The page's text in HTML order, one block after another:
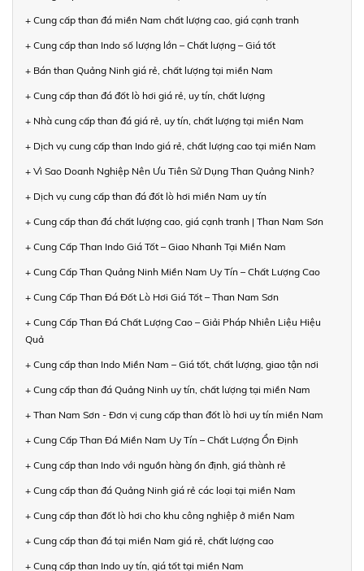
+ Cung cấp than đá miền Nam chất lượng cao, giá cạnh tranh
+ Cung cấp than Indo số lượng lớn – Chất lượng – Giá tốt
+ Bán than Quảng Ninh giá rẻ, chất lượng tại miền Nam
+ Cung cấp than đá đốt lò hơi giá rẻ, uy tín, chất lượng
+ Nhà cung cấp than đá giá rẻ, uy tín, chất lượng tại miền Nam
+ Dịch vụ cung cấp than Indo giá rẻ, chất lượng cao tại miền Nam
+ Vì Sao Doanh Nghiệp Nên Ưu Tiên Sử Dụng Than Quảng Ninh?
+ Dịch vụ cung cấp than đá đốt lò hơi miền Nam uy tín
+ Cung cấp than đá chất lượng cao, giá cạnh tranh | Than Nam Sơn
+ Cung Cấp Than Indo Giá Tốt – Giao Nhanh Tại Miền Nam
+ Cung Cấp Than Quảng Ninh Miền Nam Uy Tín – Chất Lượng Cao
+ Cung Cấp Than Đá Đốt Lò Hơi Giá Tốt – Than Nam Sơn
+ Cung Cấp Than Đá Chất Lượng Cao – Giải Pháp Nhiên Liệu Hiệu
Quả
+ Cung cấp than Indo Miền Nam – Giá tốt, chất lượng, giao tận nơi
+ Cung cấp than đá Quảng Ninh uy tín, chất lượng tại miền Nam
+ Than Nam Sơn - Đơn vị cung cấp than đốt lò hơi uy tín miền Nam
+ Cung Cấp Than Đá Miền Nam Uy Tín – Chất Lượng Ổn Định
+ Cung cấp than Indo với nguồn hàng ổn định, giá thành rẻ
+ Cung cấp than đá Quảng Ninh giá rẻ các loại tại miền Nam
+ Cung cấp than đốt lò hơi cho khu công nghiệp ở miền Nam
+ Cung cấp than đá tại miền Nam giá rẻ, chất lượng cao
+ Cung cấp than Indo uy tín, giá tốt tại miền Nam